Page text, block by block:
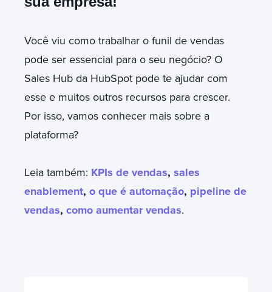
Você viu como trabalhar o funil de vendas
pode ser essencial para o seu negócio? O
Sales Hub da HubSpot pode te ajudar com
esse e muitos outros recursos para crescer.
Por isso, vamos conhecer mais sobre a
plataforma?
Leia também: KPIs de vendas, sales
enablement, o que é automação, pipeline de
vendas, como aumentar vendas.